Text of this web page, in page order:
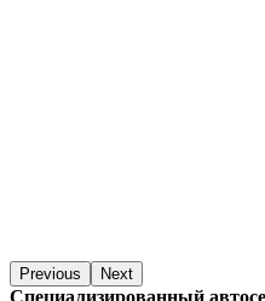
Previous Next
Специализированный